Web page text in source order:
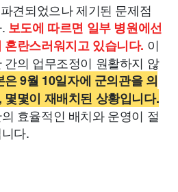
견되었으나 제기된 문제점
보도에 따르면 일부 병원에선
란스러워지고 있습니다. 이
의 업무조정이 원활하지 않
은 9월 10일자에 군의관을 의
몇이 재배치된 상황입니다.
효율적인 배치와 운영이 절
다.